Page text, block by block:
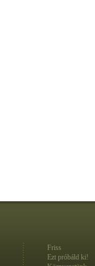
Friss
Ezt próbáld ki!